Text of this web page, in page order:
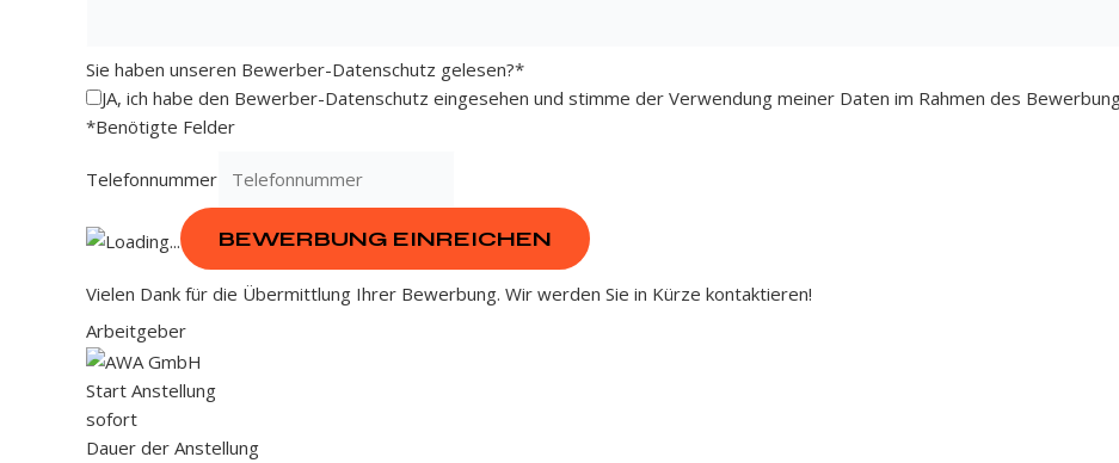
Sie haben unseren Bewerber-Datenschutz gelesen?*
JA, ich habe den Bewerber-Datenschutz eingesehen und stimme der Verwendung meiner Daten im Rahmen des
*Benötigte Felder
Telefonnummer
BEWERBUNG EINREICHEN
Vielen Dank für die Übermittlung Ihrer Bewerbung. Wir werden Sie in Kürze kontaktieren!
Arbeitgeber
Start Anstellung
sofort
Dauer der Anstellung